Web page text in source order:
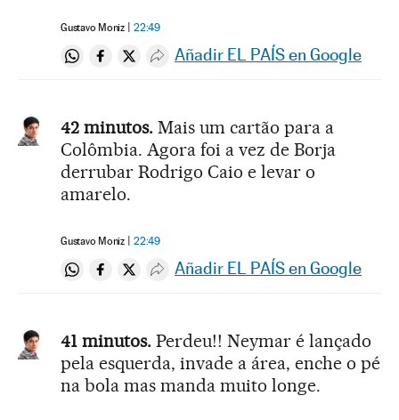
Gustavo Moniz 22:49
Compartir en Whatsapp
Compartir en Facebook
Compartir en Twitter
Desplegar Redes Sociales
Añadir EL PAÍS en Google
42 minutos. Mais um cartão para a
Colômbia. Agora foi a vez de Borja
derrubar Rodrigo Caio e levar o
amarelo.
Gustavo Moniz 22:49
Compartir en Whatsapp
Compartir en Facebook
Compartir en Twitter
Desplegar Redes Sociales
Añadir EL PAÍS en Google
41 minutos. Perdeu!! Neymar é lançado
pela esquerda, invade a área, enche o pé
na bola mas manda muito longe.